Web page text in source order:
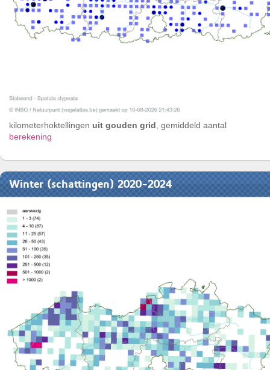
kilometerhoktellingen uit gouden grid, gemiddeld aantal
berekening
Winter (schattingen) 2020-2024